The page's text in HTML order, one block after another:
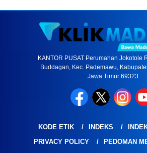
KANTOR PUSAT Perumahan Jokotole
Buddagan, Kec. Pademawu,
Jawa Timur 69323
KODE ETIK INDEKS
PRIVACY POLICY
PEDOMAN